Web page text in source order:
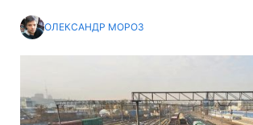
ОЛЕКСАНДР МОРОЗ